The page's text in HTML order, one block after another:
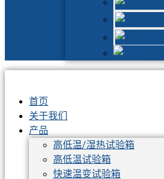
首页
关于我们
产品
高低温/湿热试验箱
高低温试验箱
快速温变试验箱